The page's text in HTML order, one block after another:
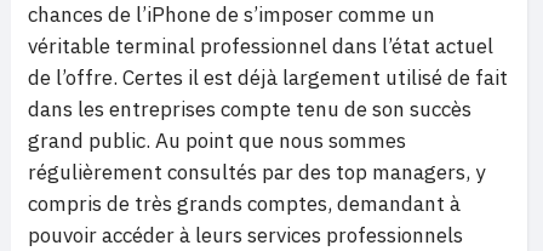
chances de l’iPhone de s’imposer comme un
véritable terminal professionnel dans l’état actuel
de l’offre. Certes il est déjà largement utilisé de fait
dans les entreprises compte tenu de son succès
grand public. Au point que nous sommes
régulièrement consultés par des top managers, y
compris de très grands comptes, demandant à
pouvoir accéder à leurs services professionnels